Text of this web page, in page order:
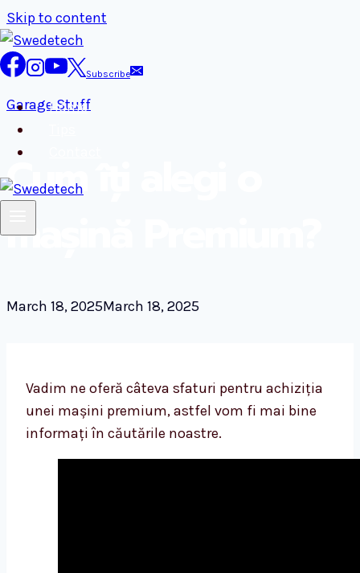
Skip to content
Subscribe
Home
Garage Stuff
Cum îți alegi o
mașină Premium?
March 18, 2025March 18, 2025
Vadim ne oferă câteva sfaturi pentru achiziția
unei mașini premium, astfel vom fi mai bine
informați în căutările noastre.